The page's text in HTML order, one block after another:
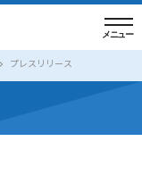
プレスリリース